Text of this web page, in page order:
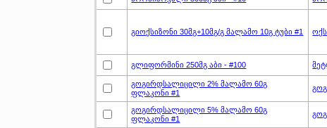
გიოქსიზონი 30მგ+10მგ/გ მალამო 10გ ტუბი #1
გლიფორმინი 250მგ აბი - #100
გოგირდსალიცილი 2% მალამო 60გ
ფლაკონი #1
გოგირდსალიცილი 5% მალამო 60გ
ფლაკონი #1